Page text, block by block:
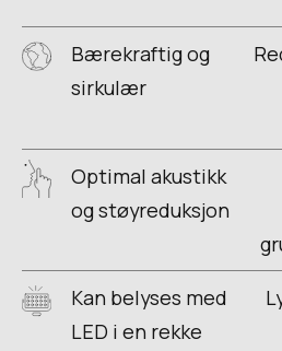
Bærekraftig og
sirkulær
Optimal akustikk
og støyreduksjon
Kan belyses med
LED i en rekke